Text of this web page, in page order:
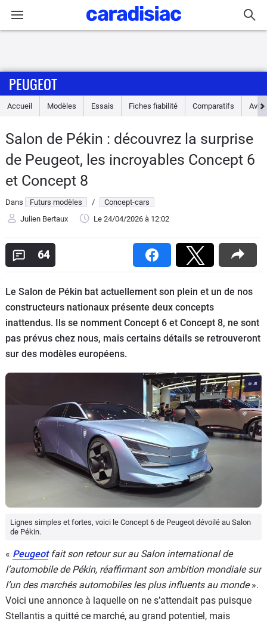
Accueil
Essais
Guide
d'achat
Electriques
Utilitaires
Auto
Services
Forum
Marques
PEUGEOT
Accueil Modèles Essais Fiches fiabilité Comparatifs Avis
Salon de Pékin : découvrez la surprise
de Peugeot, les incroyables Concept 6
et Concept 8
Dans Futurs modèles /
Concept-cars
Julien Bertaux
Le 24/04/2026 à 12:02
64
Le Salon de Pékin bat actuellement son plein et un de nos
constructeurs nationaux présente deux concepts
inattendus. Ils se nomment Concept 6 et Concept 8, ne sont
pas prévus chez nous, mais certains détails se retrouveront
sur des modèles européens.
Lignes simples et fortes, voici le Concept 6 de Peugeot dévoilé au Salon
de Pékin.
« Peugeotfait son retour sur au Salon international de
l’automobile de Pékin, réaffirmant son ambition mondiale sur
l’un des marchés automobiles les plus influents au monde».
Voici une annonce à laquelle on ne s’attendait pas puisque
Stellantis a quitté ce marché, au grand potentiel, mais